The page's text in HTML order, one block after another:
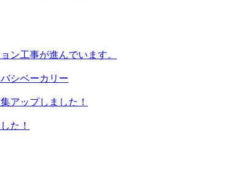
ン工事が進んでいます。
シベーカリー
アップしました！
た！